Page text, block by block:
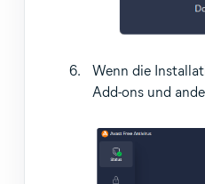
Wenn die
Add-ons und